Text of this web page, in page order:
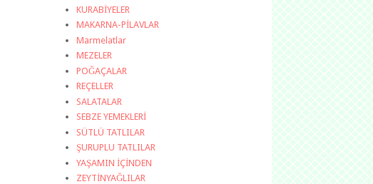
KURABİYELER
MAKARNA-PİLAVLAR
Marmelatlar
MEZELER
POĞAÇALAR
REÇELLER
SALATALAR
SEBZE YEMEKLERİ
SÜTLÜ TATLILAR
ŞURUPLU TATLILAR
YAŞAMIN İÇİNDEN
ZEYTİNYAĞLILAR